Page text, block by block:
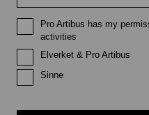
Pro Artibus has my
activities
Elverket & Pro Artibus
Sinne